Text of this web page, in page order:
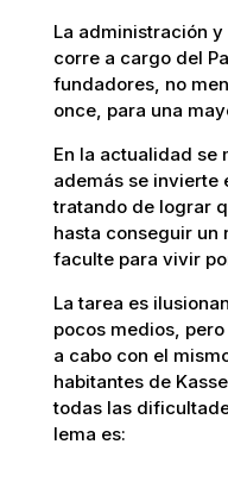
La administración
corre a cargo del
fundadores, no
once, para una
En la actualidad se
además se invierte
tratando de lograr
hasta conseguir un
faculte para vivir
La tarea es
pocos medios,
a cabo con el
habitantes de
todas las
lema es: